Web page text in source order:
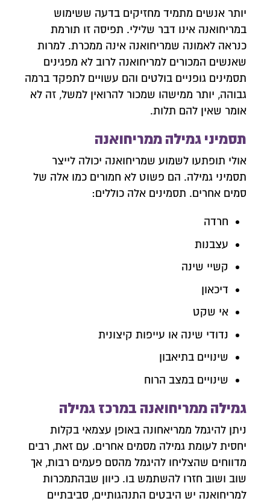
יותר אנשים מתמיד מחזיקים בדעה ששימוש
במריחואנה אינו דבר שלילי. תפיסה זו תורמת
כנראה לאמונה שמריחואנה אינה ממכרת. למרות
שאנשים המכורים למריחואנה לרוב לא מפגינים
תסמינים גופניים בולטים והם עשויים לתפקד ברמה
גבוהה, יותר ממישהו שמכור להרואין למשל, זה לא
אומר שאין להם תלות.
תסמיני גמילה ממריחואנה
אולי תופתעו לשמוע שמריחואנה יכולה לייצר
תסמיני גמילה. הם פשוט לא חמורים כמו אלה של
סמים אחרים. תסמינים אלה כוללים:
חרדה
עצבנות
קשיי שינה
דיכאון
אי שקט
נדודי שינה או עייפות קיצונית
שינויים בתיאבון
שינויים במצב הרוח
גמילה ממריחואנה במרכז גמילה
ניתן להיגמל ממריאחונה באופן עצמאי בקלות
יחסית לעומת גמילה מסמים אחרים. עם זאת, רבים
מדווחים שהצליחו להיגמל מהסם פעמים רבות, אך
שוב ושוב חזרו להשתמש בו. כיוון שבהתמכרות
למריחואנה יש היבטים התנהגותיים, סביבתיים